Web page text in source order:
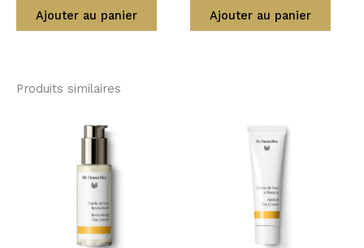
Ajouter au panier Ajouter au panier
Produits similaires